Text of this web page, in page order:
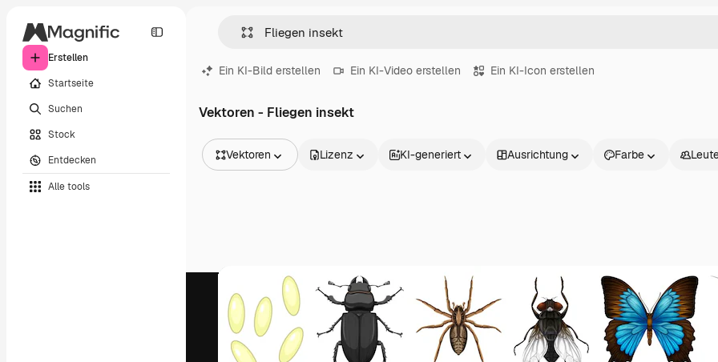
Erstellen
Startseite
Suchen
Stock
Entdecken
Alle tools
Ein KI-Bild erstellen Ein KI-Video erstellen Ein KI-Icon erstellen
Vektoren - Fliegen insekt
Vektoren
Videos
Motion Graphics
Videovorlagen
Icons
3D-Modelle
Schriftarten
Lizenz KI-generiert Ausrichtung Farbe
Produkte Loslegen